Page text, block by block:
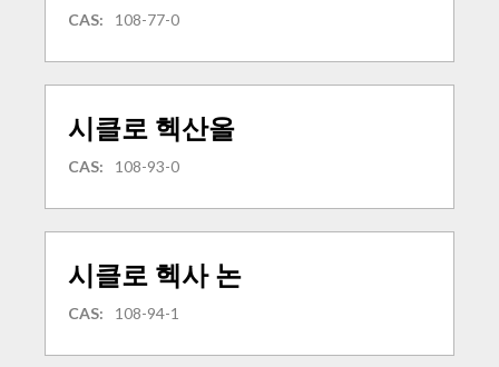
CAS: 108-77-0
시클로 헥산올
CAS: 108-93-0
시클로 헥사 논
CAS: 108-94-1